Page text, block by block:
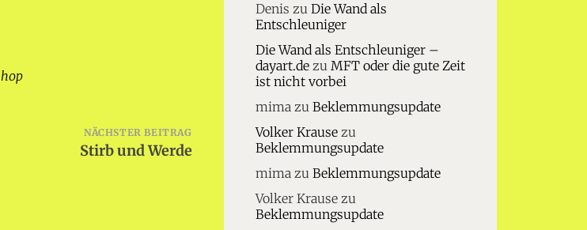
NÄCHSTER BEITRAG
Stirb und Werde
Denis zu Die Wand als
Entschleuniger
Die Wand als Entschleuniger –
dayart.dezu MFT oder die gute Zeit
ist nicht vorbei
mimazu Beklemmungsupdate
Volker Krausezu
Beklemmungsupdate
mimazu Beklemmungsupdate
Volker Krausezu
Beklemmungsupdate